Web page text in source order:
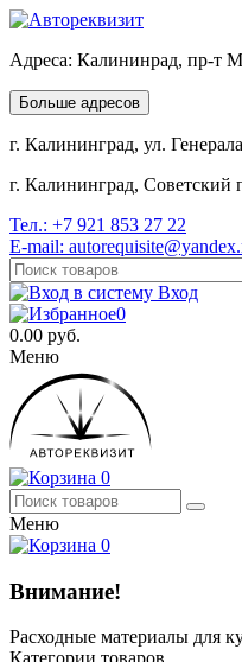
Адреса: Калининрад, пр-т
Больше адресов
г. Калининград, ул.
г. Калининград,
Тел.: +7 921 853 27 22
E-mail:
Вход
0
0.00 руб.
Меню
0
Меню
0
Внимание!
Расходные материалы для